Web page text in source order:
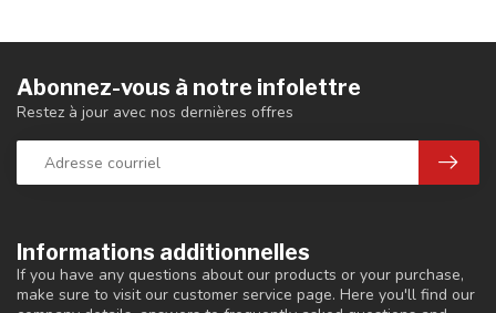
Informations additionnelles
If you have any questions about our products or your purchase,
make sure to visit our customer service page. Here you'll find our
Abonnez-vous à notre infolettre
Restez à jour avec nos dernières offres